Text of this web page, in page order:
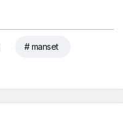
# manset